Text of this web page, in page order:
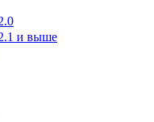
и выше